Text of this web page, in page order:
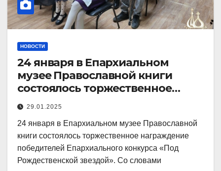
НОВОСТИ
24 января в Епархиальном
музее Православной книги
состоялось торжественное
награждение победителей
29.01.2025
24 января в Епархиальном музее Православной
книги состоялось торжественное награждение
победителей Епархиального конкурса «Под
Рождественской звездой». Со словами